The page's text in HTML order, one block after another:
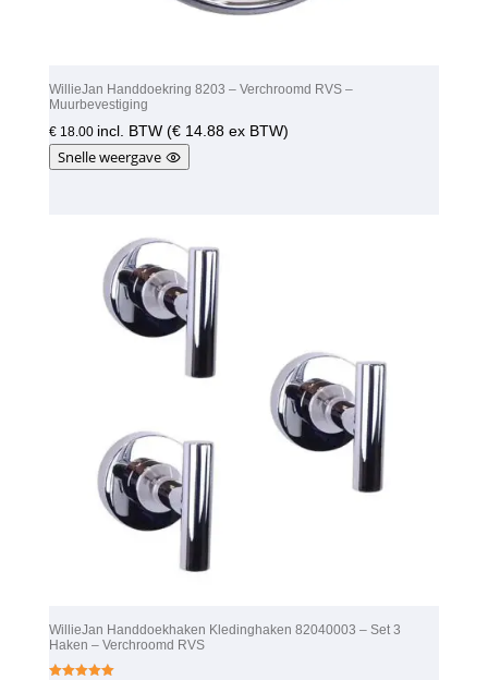
WillieJan Handdoekring 8203 – Verchroomd RVS –
Muurbevestiging
€18.00 incl. BTW (€14.88ex BTW)
Snelle weergave
WillieJan Handdoekhaken Kledinghaken 82040003 – Set 3
Haken – Verchroomd RVS